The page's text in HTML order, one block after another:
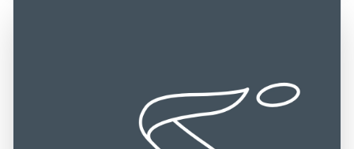
Atmosphäre macht den Mont Blanc zu einem
unverzichtbaren Ziel für Reisende.
des Bergsports erkunden möchten. Die Kombination aus
der beeindruckenden Höhe, der reichen Geschichte und
den vielfältigen Freizeitmöglichkeiten macht den Mont
Blanc zu einem unvergesslichen Erlebnis für jeden